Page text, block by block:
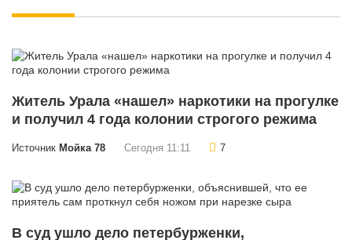
Житель Урала «нашел» наркотики на прогулке
и получил 4 года колонии строгого режима
Источник Мойка 78 Сегодня 11:11 7
В суд ушло дело петербурженки,